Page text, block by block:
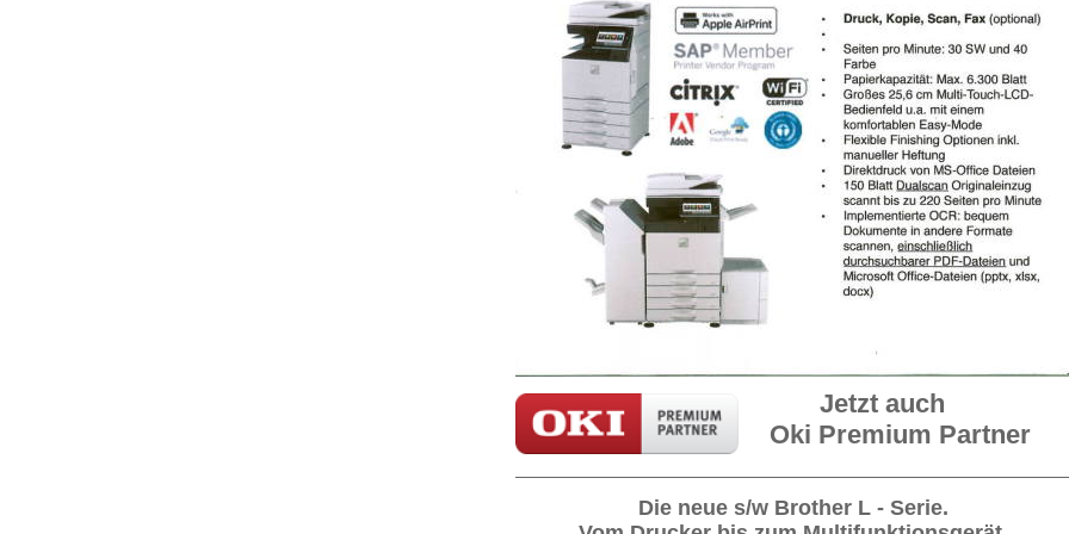
Jetzt auch
Oki Premium Partner
Die neue s/w Brother L - Serie.